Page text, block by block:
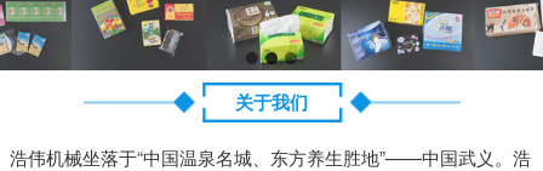
关于我们
浩伟机械坐落于“中国温泉名城、东方养生胜地”——中国武义。浩